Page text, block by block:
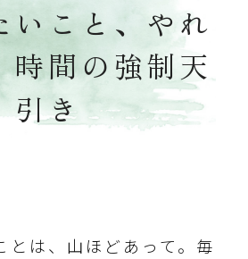
いこと、やれ
時間の強制天
引き
とは、山ほどあって。毎